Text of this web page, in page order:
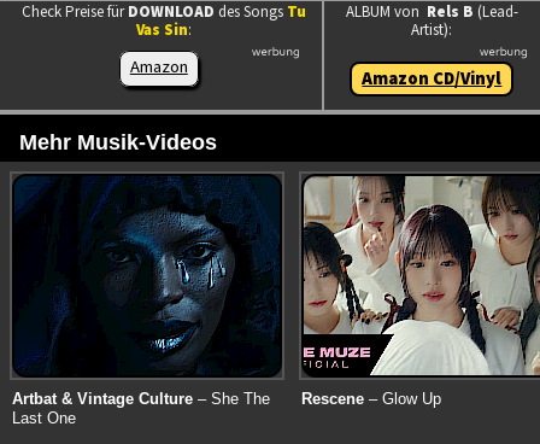
Check Preise fürDOWNLOAD des Songs Tu
Vas Sin:
Amazon
ALBUM von Rels B (Lead-
Artist):
Amazon CD/Vinyl
Mehr Musik-Videos
Artbat & Vintage Culture – She The
Last One
Rescene – Glow Up